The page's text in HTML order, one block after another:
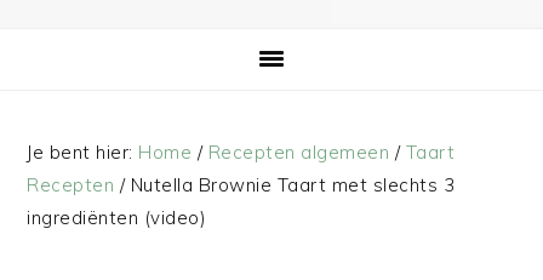
Je bent hier: Home / Recepten algemeen / Taart
Recepten /Nutella Brownie Taart met slechts 3
ingrediënten (video)